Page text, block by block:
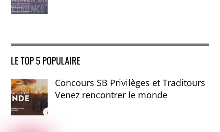
LE TOP 5 POPULAIRE
Concours SB Privilèges et Traditours
Venez rencontrer le monde